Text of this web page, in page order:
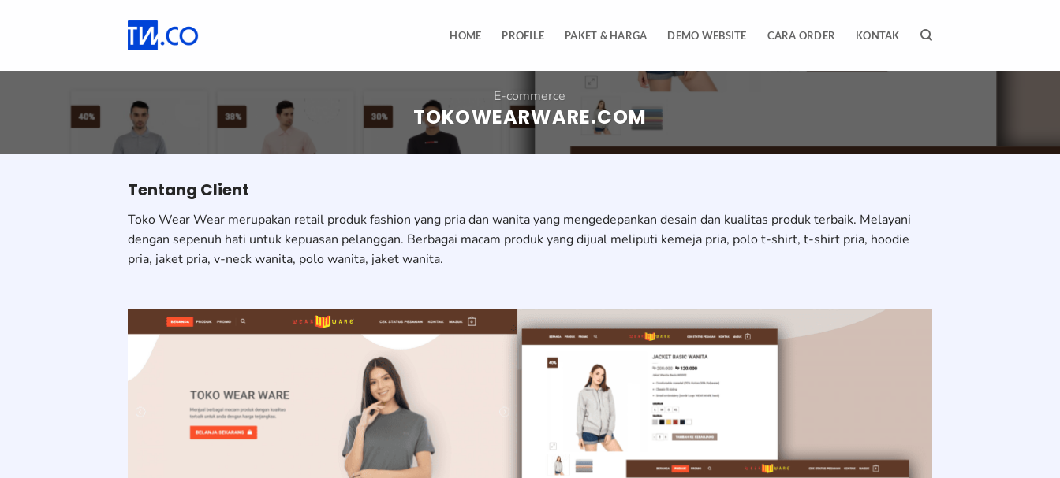
HOME PROFILE PAKET & HARGA DEMO WEBSITE CARA ORDER KONTAK
E-commerce
TOKOWEARWARE.COM
Tentang Client
Toko Wear Wear merupakan retail produk fashion yang pria dan wanita yang mengedepankan desain dan kualitas produk terbaik. Melayani
dengan sepenuh hati untuk kepuasan pelanggan. Berbagai macam produk yang dijual meliputi kemeja pria, polo t-shirt, t-shirt pria, hoodie
pria, jaket pria, v-neck wanita, polo wanita, jaket wanita.